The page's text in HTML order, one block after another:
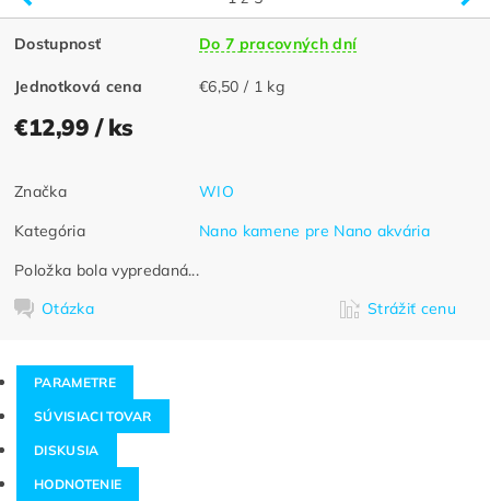
Dostupnosť Do 7 pracovných dní
Jednotková cena €6,50 / 1 kg
€12,99 / ks
Značka
WIO
Kategória
Nano kamene pre Nano akvária
Položka bola vypredaná...
Otázka
Strážiť cenu
PARAMETRE
SÚVISIACI TOVAR
DISKUSIA
HODNOTENIE